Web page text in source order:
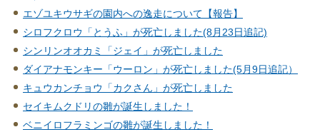
エゾユキウサギの園内への逸走について【報告】
シロフクロウ「とうふ」が死亡しました(8月23日追記)
シンリンオオカミ「ジェイ」が死亡しました
ダイアナモンキー「ウーロン」が死亡しました(5月9日追記）
キュウカンチョウ「カクさん」が死亡しました
セイキムクドリの雛が誕生しました！
ベニイロフラミンゴの雛が誕生しました！